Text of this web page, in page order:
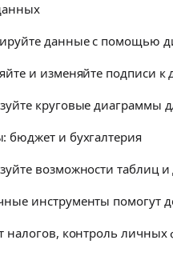
данные с помощью
и изменяйте подписи
круговые диаграммы
бюджет и бухгалтерия
возможности таблиц
инструменты помогут
налогов, контроль